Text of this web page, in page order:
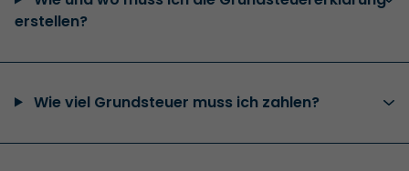
erstellen?
Wie viel Grundsteuer muss ich zahlen?